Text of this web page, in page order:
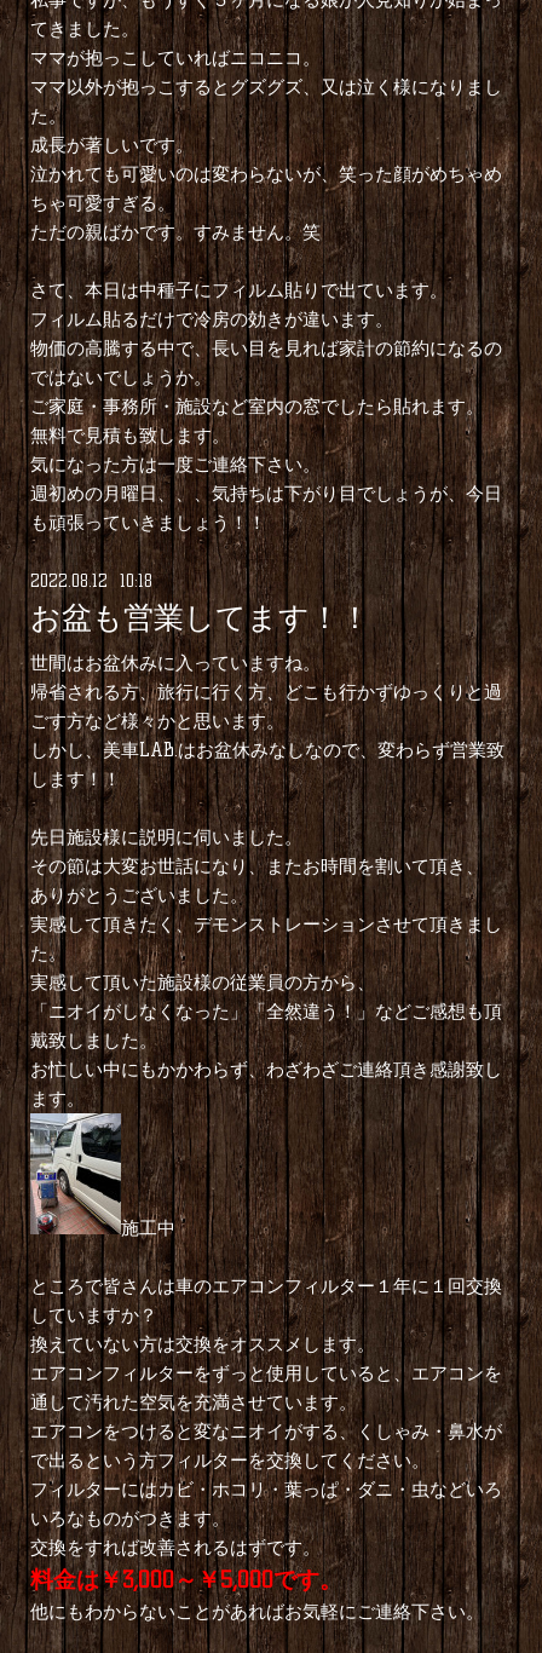
てきました。
ママが抱っこしていればニコニコ。
ママ以外が抱っこするとグズグズ、又は泣く様になりまし
た。
成長が著しいです。
泣かれても可愛いのは変わらないが、笑った顔がめちゃめ
ちゃ可愛すぎる。
ただの親ばかです。すみません。笑
さて、本日は中種子にフィルム貼りで出ています。
フィルム貼るだけで冷房の効きが違います。
物価の高騰する中で、長い目を見れば家計の節約になるの
ではないでしょうか。
ご家庭・事務所・施設など室内の窓でしたら貼れます。
無料で見積も致します。
気になった方は一度ご連絡下さい。
週初めの月曜日、、、気持ちは下がり目でしょうが、今日
も頑張っていきましょう！！
2022 08.12 10:18
お盆も営業してます！！
世間はお盆休みに入っていますね。
帰省される方、旅行に行く方、どこも行かずゆっくりと過
ごす方など様々かと思います。
しかし、美車LAB.はお盆休みなしなので、変わらず営業致
します！！
先日施設様に説明に伺いました。
その節は大変お世話になり、またお時間を割いて頂き、
ありがとうございました。
実感して頂きたく、デモンストレーションさせて頂きまし
た。
実感して頂いた施設様の従業員の方から、
「ニオイがしなくなった」「全然違う！」などご感想も頂
戴致しました。
お忙しい中にもかかわらず、わざわざご連絡頂き感謝致し
ます。
施工中
ところで皆さんは車のエアコンフィルター１年に１回交換
していますか？
換えていない方は交換をオススメします。
エアコンフィルターをずっと使用していると、エアコンを
通して汚れた空気を充満させています。
エアコンをつけると変なニオイがする、くしゃみ・鼻水が
で出るという方フィルターを交換してください。
フィルターにはカビ・ホコリ・葉っぱ・ダニ・虫などいろ
いろなものがつきます。
交換をすれば改善されるはずです。
料金は￥3,000～￥5,000です。
他にもわからないことがあればお気軽にご連絡下さい。